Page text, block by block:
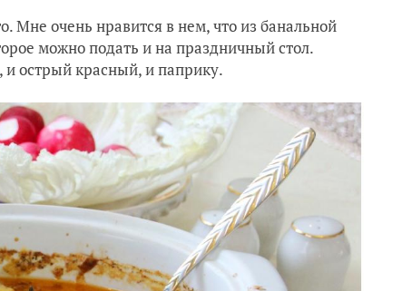
Мне очень нравится в нем, что из банальной
можно подать и на праздничный стол.
острый красный, и паприку.